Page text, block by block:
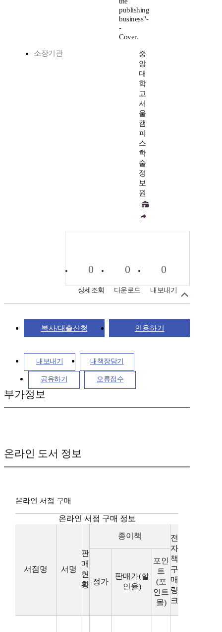
publishing
business"-
-
Cover.
소장기관
중
앙
대
학
교
서
울
캠
퍼
스
학
술
정
보
원
0
상세조회
0
다운로드
0
내보내기
복사/대출신청 인용하기
내보내기 내책장담기
공유하기 오류접수
부가정보
온라인 도서 정보
온라인 서점 구매
온라인 서점 구매 정보
서점명 서명
판
매
현
황
종이책
전
자
책
구
매
링
크
정가
판매가(할
인율)
포인
트
(포
인트
몰)